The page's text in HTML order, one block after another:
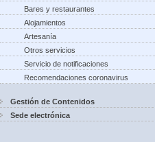
Bares y restaurantes
Alojamientos
Artesanía
Otros servicios
Servicio de notificaciones
Recomendaciones coronavirus
Gestión de Contenidos
Sede electrónica